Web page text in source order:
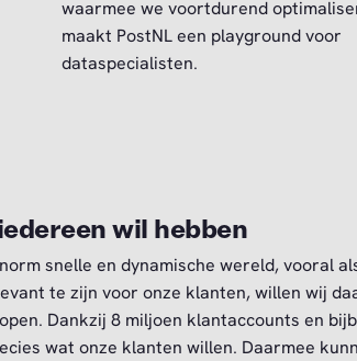
waarmee we voortdurend
maakt PostNL een playground voor
dataspecialisten.
wil hebben
snelle en dynamische wereld, vooral
te zijn voor onze klanten, willen wij
Dankzij 8 miljoen klantaccounts en
wat onze klanten willen. Daarmee